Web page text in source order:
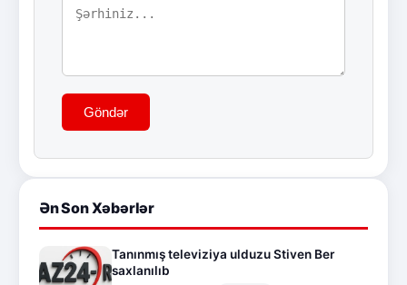
Göndər
Ən Son Xəbərlər
Tanınmış televiziya ulduzu Stiven Ber
saxlanılıb